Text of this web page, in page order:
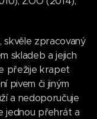
skvěle zpracovaný
skladeb a jejich
přežije krapet
pivem či jiným
a nedoporučuje
jednou přehrát a